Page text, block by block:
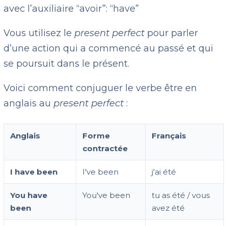
avec l’auxiliaire “avoir”: “have”
Vous utilisez le present perfect pour parler
d’une action qui a commencé au passé et qui
se poursuit dans le présent.
Voici comment conjuguer le verbe être en
anglais au present perfect :
Anglais
Forme
contractée
Français
I have been I've been j'ai été
You have
been
You've been
tu as été / vous
avez été